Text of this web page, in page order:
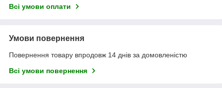
Всі умови оплати
Умови повернення
Повернення товару впродовж 14 днів за домовленістю
Всі умови повернення